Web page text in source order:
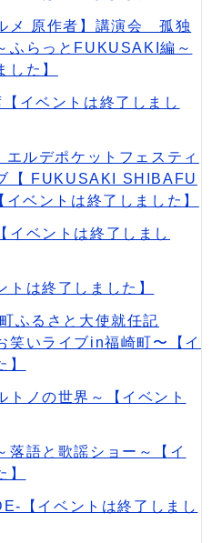
メ 原作者】講演会 孤独
らっとFUKUSAKI編～
した】
イベントは終了しまし
ルデポケットフェスティ
【 FUKUSAKI SHIBAFU
ベントは終了しました】
ベントは終了しまし
トは終了しました】
ふるさと大使就任記
笑いライブin福崎町〜【イ
】
トノの世界～【イベント
落語と歌謡ショー～【イ
】
【イベントは終了しまし